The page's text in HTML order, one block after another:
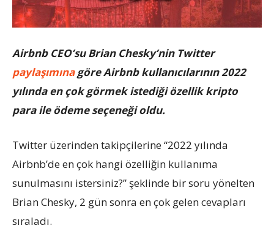
Airbnb CEO’su Brian Chesky’nin Twitter
paylaşımınagöre Airbnb kullanıcılarının 2022
yılında en çok görmek istediği özellik kripto
para ile ödeme seçeneği oldu.
Twitter üzerinden takipçilerine “2022 yılında
Airbnb’de en çok hangi özelliğin kullanıma
sunulmasını istersiniz?” şeklinde bir soru yönelten
Brian Chesky, 2 gün sonra en çok gelen cevapları
sıraladı.